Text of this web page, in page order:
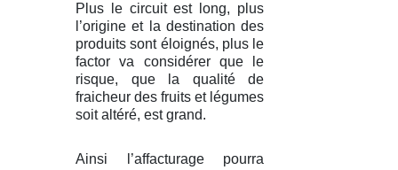
Plus le circuit est long, plus
l’origine et la destination des
produits sont éloignés, plus le
factor va considérer que le
risque, que la qualité de
fraicheur des fruits et légumes
soit altéré, est grand.
Ainsi l’affacturage pourra